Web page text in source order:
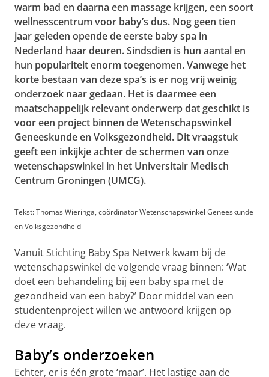
warm bad en daarna een massage krijgen, een soort
wellnesscentrum voor baby’s dus. Nog geen tien
jaar geleden opende de eerste baby spa in
Nederland haar deuren. Sindsdien is hun aantal en
hun populariteit enorm toegenomen. Vanwege het
korte bestaan van deze spa’s is er nog vrij weinig
onderzoek naar gedaan. Het is daarmee een
maatschappelijk relevant onderwerp dat geschikt is
voor een project binnen de Wetenschapswinkel
Geneeskunde en Volksgezondheid. Dit vraagstuk
geeft een inkijkje achter de schermen van onze
wetenschapswinkel in het Universitair Medisch
Centrum Groningen (UMCG).
Tekst: Thomas Wieringa, coördinator Wetenschapswinkel Geneeskunde
en Volksgezondheid
Vanuit Stichting Baby Spa Netwerk kwam bij de
wetenschapswinkel de volgende vraag binnen: ‘Wat
doet een behandeling bij een baby spa met de
gezondheid van een baby?’ Door middel van een
studentenproject willen we antwoord krijgen op
deze vraag.
Baby’s onderzoeken
Echter, er is één grote ‘maar’. Het lastige aan de